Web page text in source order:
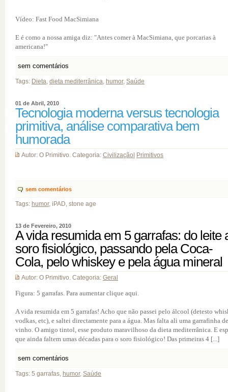
Vídeo: Fast Food MacSimiana
E é como a nossa amiga diz: "Antes comer à MacSimiana, que porcarias à
americana!"
sem comentários
Tags: Dieta, dieta mediterrânica, humor, Saúde
01 de Abril, 2010
Tecnologia moderna versus tecnologia
primitiva, análise comparativa bem
humorada
Autor: O Primitivo. Categoria: Civilização Primitivos
sem comentários
Tags: humor, iPAD, stone age
13 de Fevereiro, 2010
A vida resumida em 5 garrafas: do leite
soro fisiológico, passando pela Coca-
Cola, pelo whiskey e pela água mineral
Autor: O Primitivo. Categoria: Geral
Figura: 5 garrafas. Para aumentar clique aqui.
A vida resumida em 5 garrafas! Acho que não passei pelo álcool (detesto
vodkas, etc), e saltei directamente para a água. Mas falta ali uma garrafinha de
vinho. O amigo tintol, esse produto maravilhoso da dieta mediterrânica. E
que ainda faltem umas décadas para o soro fisiológico! Das primeiras 4 [...]
sem comentários
Tags: 5 garrafas, humor, Saúde